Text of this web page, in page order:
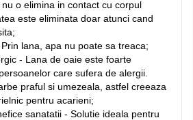
o elimina in contact cu corpul
este eliminata doar atunci cand
lana, apa nu poate sa treaca;
- Lana de oaie este foarte
care sufera de alergii.
praful si umezeala, astfel creeaza
pentru acarieni;
sanatatii - Solutie ideala pentru